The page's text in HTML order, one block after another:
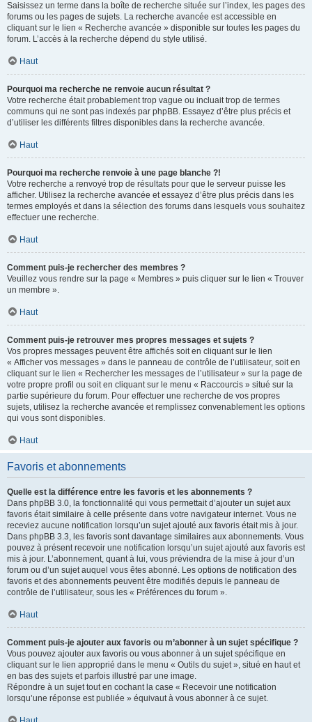
Saisissez un terme dans la boîte de recherche située sur l’index, les pages des
forums ou les pages de sujets. La recherche avancée est accessible en
cliquant sur le lien « Recherche avancée » disponible sur toutes les pages du
forum. L’accès à la recherche dépend du style utilisé.
Haut
Pourquoi ma recherche ne renvoie aucun résultat ?
Votre recherche était probablement trop vague ou incluait trop de termes
communs qui ne sont pas indexés par phpBB. Essayez d’être plus précis et
d’utiliser les différents filtres disponibles dans la recherche avancée.
Haut
Pourquoi ma recherche renvoie à une page blanche ?!
Votre recherche a renvoyé trop de résultats pour que le serveur puisse les
afficher. Utilisez la recherche avancée et essayez d’être plus précis dans les
termes employés et dans la sélection des forums dans lesquels vous souhaitez
effectuer une recherche.
Haut
Comment puis-je rechercher des membres ?
Veuillez vous rendre sur la page « Membres » puis cliquer sur le lien « Trouver
un membre ».
Haut
Comment puis-je retrouver mes propres messages et sujets ?
Vos propres messages peuvent être affichés soit en cliquant sur le lien
« Afficher vos messages » dans le panneau de contrôle de l’utilisateur, soit en
cliquant sur le lien « Rechercher les messages de l’utilisateur » sur la page de
votre propre profil ou soit en cliquant sur le menu « Raccourcis » situé sur la
partie supérieure du forum. Pour effectuer une recherche de vos propres
sujets, utilisez la recherche avancée et remplissez convenablement les options
qui vous sont disponibles.
Haut
Favoris et abonnements
Quelle est la différence entre les favoris et les abonnements ?
Dans phpBB 3.0, la fonctionnalité qui vous permettait d’ajouter un sujet aux
favoris était similaire à celle présente dans votre navigateur internet. Vous ne
receviez aucune notification lorsqu’un sujet ajouté aux favoris était mis à jour.
Dans phpBB 3.3, les favoris sont davantage similaires aux abonnements. Vous
pouvez à présent recevoir une notification lorsqu’un sujet ajouté aux favoris est
mis à jour. L’abonnement, quant à lui, vous préviendra de la mise à jour d’un
forum ou d’un sujet auquel vous êtes abonné. Les options de notification des
favoris et des abonnements peuvent être modifiés depuis le panneau de
contrôle de l’utilisateur, sous les « Préférences du forum ».
Haut
Comment puis-je ajouter aux favoris ou m’abonner à un sujet spécifique ?
Vous pouvez ajouter aux favoris ou vous abonner à un sujet spécifique en
cliquant sur le lien approprié dans le menu « Outils du sujet », situé en haut et
en bas des sujets et parfois illustré par une image.
Répondre à un sujet tout en cochant la case « Recevoir une notification
lorsqu’une réponse est publiée » équivaut à vous abonner à ce sujet.